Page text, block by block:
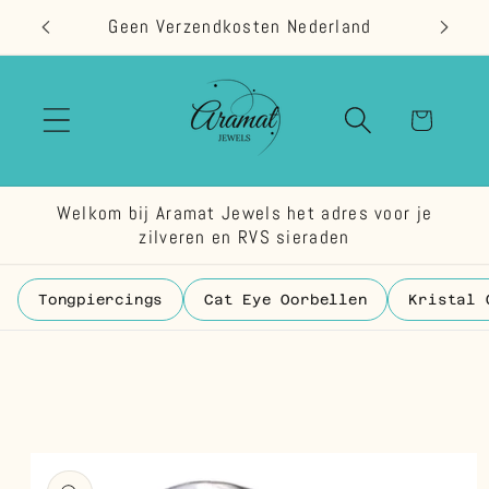
naar de
content
Geen Verzendkosten Nederland
Welkom bij Aramat Jewels het adres voor je
zilveren en RVS sieraden
Tongpiercings Cat Eye Oorbellen Kristal
direct naar